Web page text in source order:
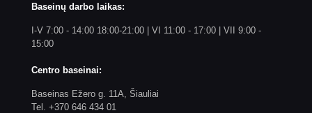
Baseinų darbo laikas:
I-V 7:00 - 14:00 18:00-21:00 | VI 11:00 - 17:00 | VII 9:00 -
15:00
Centro baseinai:
Baseinas Ežero g. 11A, Šiauliai
Tel. +370 646 434 01